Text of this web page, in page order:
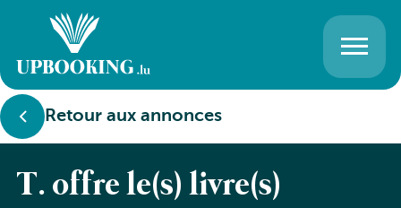
Retour aux annonces
T. offre le(s) livre(s)